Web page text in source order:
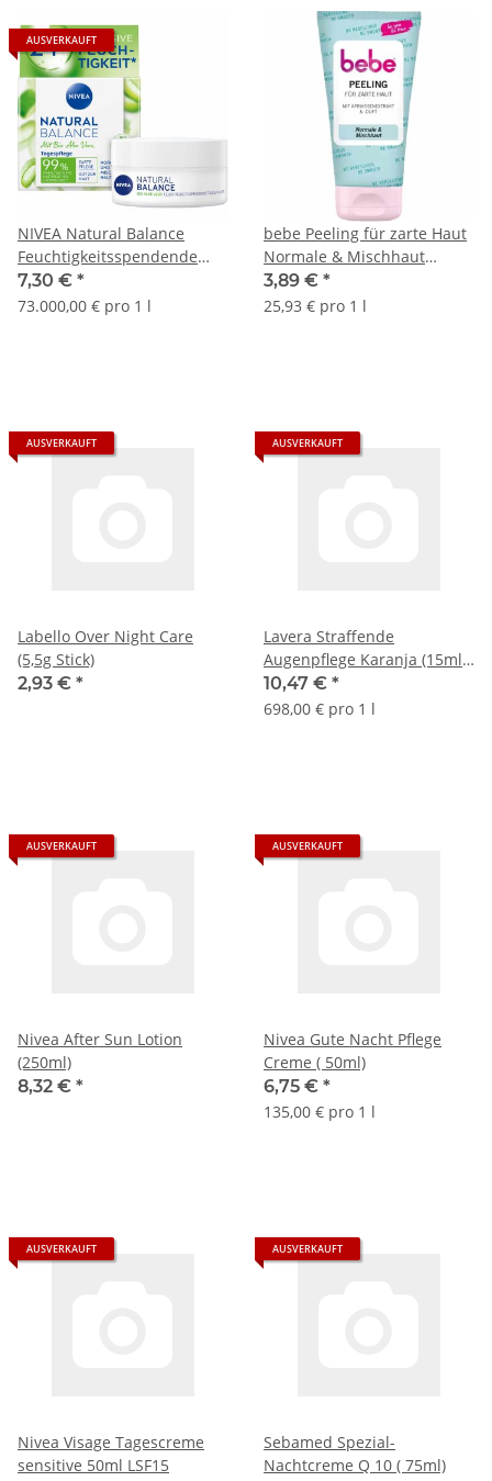
AUSVERKAUFT
NIVEA Natural Balance
Feuchtigkeitsspendende
Tagespflege (50ml Dose)
7,30 € *
73.000,00 € pro 1 l
bebe Peeling für zarte Haut
Normale & Mischhaut
(150ml Flasche)
3,89 € *
25,93 € pro 1 l
AUSVERKAUFT
Labello Over Night Care
(5,5g Stick)
2,93 € *
AUSVERKAUFT
Lavera Straffende
Augenpflege Karanja (15ml
Tube)
10,47 € *
698,00 € pro 1 l
AUSVERKAUFT
Nivea After Sun Lotion
(250ml)
8,32 € *
AUSVERKAUFT
Nivea Gute Nacht Pflege
Creme ( 50ml)
6,75 € *
135,00 € pro 1 l
AUSVERKAUFT
Nivea Visage Tagescreme
sensitive 50ml LSF15
AUSVERKAUFT
Sebamed Spezial-
Nachtcreme Q 10 ( 75ml)